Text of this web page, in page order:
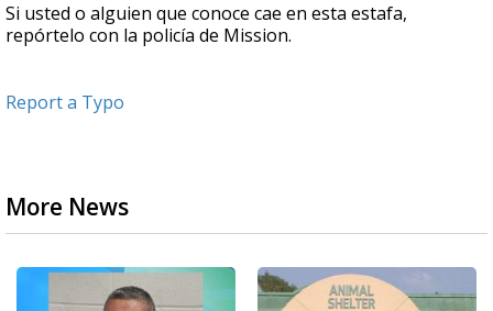
Si usted o alguien que conoce cae en esta estafa,
repórtelo con la policía de Mission.
Report a Typo
More News